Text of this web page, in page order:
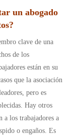
un abogado
clave de una
de los
están en su
que la asociación
pero es
Hay otros
a los trabajadores a
o engaños. Es